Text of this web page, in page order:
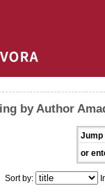
by Author
Jump
or
Sort by: